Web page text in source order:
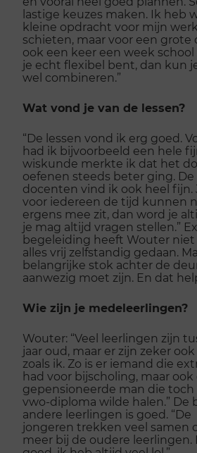
lastige keuzes maken. Ik heb
kleine opdracht voor mijn
schieten, maar voor een
ook een keer een week school
je echt flexibel bent, dan kun
wel combineren.”
Wat vond je van de lessen?
“De lessen vond ik erg goed.
had ik bijvoorbeeld een hele
wiskunde merkte ik dat het
oefenen steeds beter ging.
docenten vind ik ook heel fijn.
voor iedereen de tijd kunnen
ergens mee zit, dan word je
je mag altijd vragen stellen.”
begeleiding heeft Wouter niet
alles vrij zelfstandig gedaan.
belangrijke stok achter de
aanwezig moet zijn. En dat
Wie zijn je medeleerlingen?
Wouter: “Veel leerlingen zijn
jaar oud, maar er zijn zeker
zoals ik. Zo is er iemand die
had voor bijscholing, maar ook
gepensioneerde man die toch
vwo-diploma wilde halen.” De
andere leerlingen is goed. “De
jongeren trekken veel samen
meer bij de oudere leerlingen.